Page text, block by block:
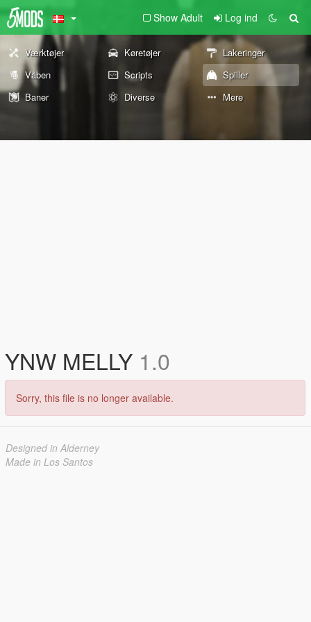
Show Adult Log ind
Værktøjer Køretøjer
Lakeringer
Våben
Scripts
Spiller
Baner
Diverse Mere
YNW MELLY 1.0
Sorry, this file is no longer available.
Designed in Alderney
Made in Los Santos